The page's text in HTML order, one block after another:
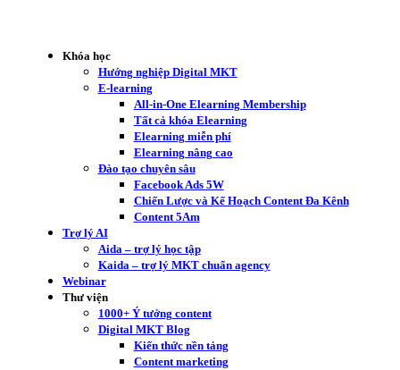
Khóa học
Hướng nghiệp Digital MKT
E-learning
All-in-One Elearning Membership
Tất cả khóa Elearning
Elearning miễn phí
Elearning nâng cao
Đào tạo chuyên sâu
Facebook Ads 5W
Chiến Lược và Kế Hoạch Content Đa Kênh
Content 5Am
Trợ lý AI
Aida – trợ lý học tập
Kaida – trợ lý MKT chuẩn agency
Webinar
Thư viện
1000+ Ý tưởng content
Digital MKT Blog
Kiến thức nền tảng
Content marketing